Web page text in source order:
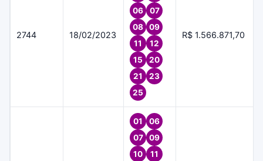
2744 18/02/2023
06
07
08
09
11
12
15
20
21
23
25
R$ 1.566.871,70
01
06
07
09
10
11